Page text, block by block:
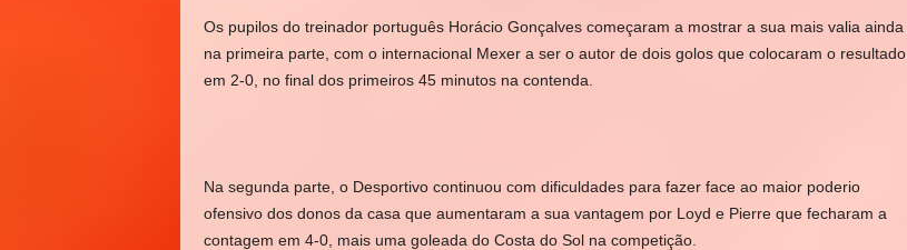
Os pupilos do treinador português Horácio Gonçalves começaram a mostrar a sua mais valia ainda
na primeira parte, com o internacional Mexer a ser o autor de dois golos que colocaram o resultado
em 2-0, no final dos primeiros 45 minutos na contenda.
Na segunda parte, o Desportivo continuou com dificuldades para fazer face ao maior poderio
ofensivo dos donos da casa que aumentaram a sua vantagem por Loyd e Pierre que fecharam a
contagem em 4-0, mais uma goleada do Costa do Sol na competição.